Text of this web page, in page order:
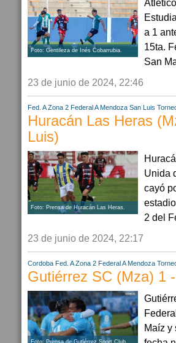
Foto: Gentileza de Inés Cobarrubia.
a 1
15ta.
San
23 de junio de 2024, 22:46
Fed. A Zona 2 Federal A Mendoza San Luis
Huracán Las Heras
Luis)
Foto: Prensa de Huracán Las Heras.
Unida
cayó
2 del
23 de junio de 2024, 22:17
Cordoba Fed. A Zona 2 Federal A Mendoza
Gutiérrez SC (Mza) 1
Maíz y